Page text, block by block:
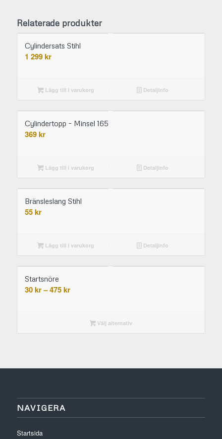
Relaterade produkter
Cylindersats Stihl
1 299kr
Lägg till i varukorg Detaljinfo
Cylindertopp – Minsel 165
369kr
Lägg till i varukorg Detaljinfo
Bränsleslang Stihl
55kr
Lägg till i varukorg Detaljinfo
Startsnöre
30kr– 475krPrisintervall:
475 kr
Välj alternativ
NAVIGERA
Startsida